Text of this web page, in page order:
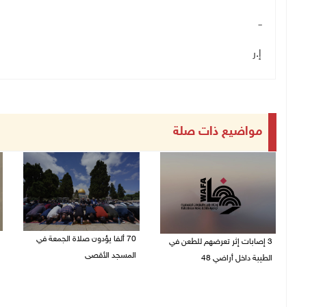
ــ
إ.ر
مواضيع ذات صلة
3 إصابات إثر تعرضهم للطعن في
الطيبة داخل أراضي 48
70 ألفا يؤدون صلاة الجمعة في
المسجد الأقصى